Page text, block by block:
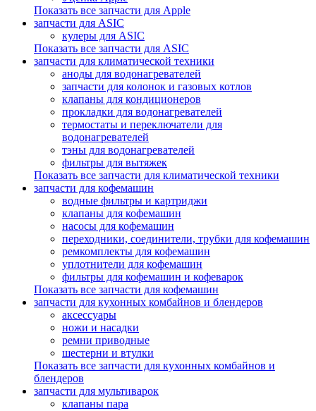
Показать все запчасти для Apple
запчасти для ASIC
кулеры для ASIC
Показать все запчасти для ASIC
запчасти для климатической техники
аноды для водонагревателей
запчасти для колонок и газовых котлов
клапаны для кондиционеров
прокладки для водонагревателей
термостаты и переключатели для
водонагревателей
тэны для водонагревателей
фильтры для вытяжек
Показать все запчасти для климатической техники
запчасти для кофемашин
водные фильтры и картриджи
клапаны для кофемашин
насосы для кофемашин
переходники, соединители, трубки для кофемашин
ремкомплекты для кофемашин
уплотнители для кофемашин
фильтры для кофемашин и кофеварок
Показать все запчасти для кофемашин
запчасти для кухонных комбайнов и блендеров
аксессуары
ножи и насадки
ремни приводные
шестерни и втулки
Показать все запчасти для кухонных комбайнов и
блендеров
запчасти для мультиварок
клапаны пара